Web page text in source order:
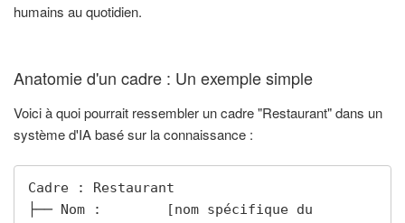
humains au quotidien.
Anatomie d'un cadre : Un exemple simple
Voici à quoi pourrait ressembler un cadre "Restaurant" dans un
système d'IA basé sur la connaissance :
Cadre : Restaurant
├── Nom :        [nom spécifique du